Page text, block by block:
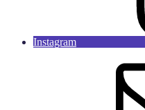
Instagram